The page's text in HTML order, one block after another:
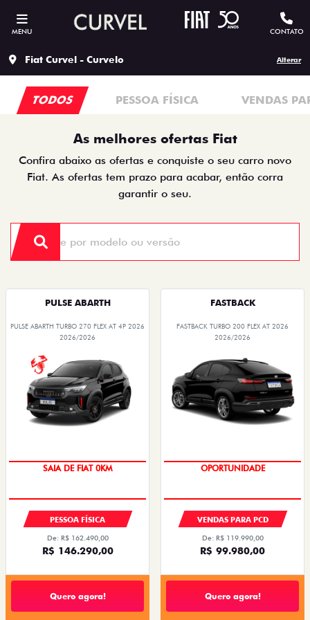
MENU CONTATO
Fiat Curvel - Curvelo Alterar
TODOS PESSOA FÍSICA VENDAS
As melhores ofertas Fiat
Confira abaixo as ofertas e conquiste o seu carro novo
Fiat. As ofertas tem prazo para acabar, então corra
garantir o seu.
PULSE ABARTH
PULSE ABARTH TURBO 270 FLEX AT 4P 2026
2026/2026
SAIA DE FIAT 0KM
PESSOA FÍSICA
De: R$ 162.490,00
R$ 146.290,00
Quero agora!
FASTBACK
FASTBACK TURBO 200 FLEX AT 2026
2026/2026
OPORTUNIDADE
VENDAS PARA PCD
De: R$ 119.990,00
R$ 99.980,00
Quero agora!